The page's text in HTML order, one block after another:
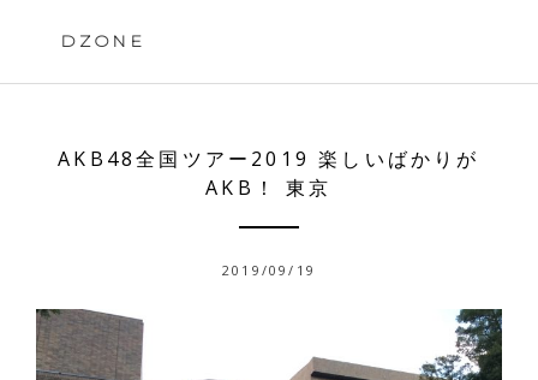
DZONE
AKB48全国ツアー2019 楽しいばかりが
AKB！ 東京
2019/09/19